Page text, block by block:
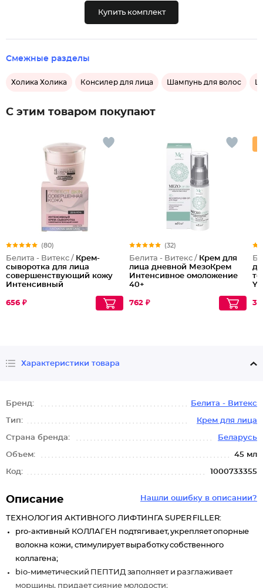
Купить комплект
Смежные разделы
Холика Холика Консилер для лица Шампунь для волос
С этим товаром покупают
(80)
Белита - Витекс / Крем-
сыворотка для лица
совершенствующий кожу
Интенсивный
656 ₽
(32)
Белита - Витекс / Крем для
лица дневной МезоКрем
Интенсивное омоложение
40+
762 ₽
Характеристики товара
Бренд: Белита - Витекс
Тип: Крем для лица
Страна бренда: Беларусь
Объем: 45 мл
Код: 1000733355
Нашли ошибку в описании?
Описание
ТЕХНОЛОГИЯ АКТИВНОГО ЛИФТИНГА SUPER FILLER:
pro-активный КОЛЛАГЕН подтягивает, укрепляет опорные
волокна кожи, стимулирует выработку собственного
коллагена;
bio-миметический ПЕПТИД заполняет и разглаживает
морщины, придает сияние молодости;